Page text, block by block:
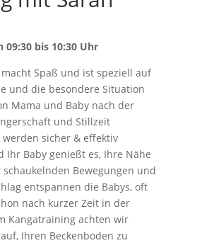
09:30 bis 10:30 Uhr
Spaß und ist speziell auf
und die besondere Situation
Mama und Baby nach der
und Stillzeit
werden sicher & effektiv
Ihr Baby genießt es, Ihre Nähe
Bewegungen und
entspannen die Babys, oft
nach kurzer Zeit in der
Kangatraining achten wir
Ihren Beckenboden zu